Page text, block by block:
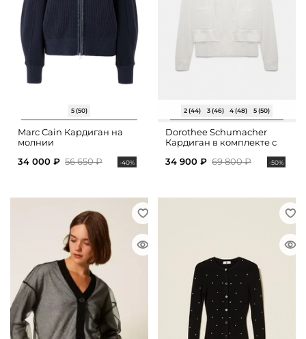
5 (50)
Marc Cain Кардиган на
молнии
34 000 ₽ 56 650 ₽ -40%
2 (44) 3 (46) 4 (48) 5 (50)
Dorothee Schumacher
Кардиган в комплекте с
34 900 ₽ 69 800 ₽ -50%